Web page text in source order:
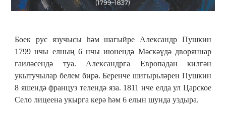
Бөек рус язучысы һәм шагыйре Александр Пушкин
1799 нчы елның 6 нчы июнендә Мәскәүдә дворяннар
гаиләсендә туа. Александрга Европадан килгән
укытучылар белем бирә. Беренче шигырьләрен Пушкин
8 яшендә француз телендә яза. 1811 нче елда ул Царское
Село лицеена укырга керә һәм 6 елын шунда уздыра.